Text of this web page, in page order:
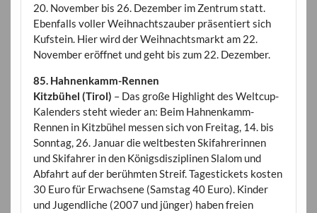
20. November bis 26. Dezember im Zentrum statt.
Ebenfalls voller Weihnachtszauber präsentiert sich
Kufstein. Hier wird der Weihnachtsmarkt am 22.
November eröffnet und geht bis zum 22. Dezember.
85. Hahnenkamm-Rennen
Kitzbühel (Tirol) – Das große Highlight des Weltcup-
Kalenders steht wieder an: Beim Hahnenkamm-
Rennen in Kitzbühel messen sich von Freitag, 14. bis
Sonntag, 26. Januar die weltbesten Skifahrerinnen
und Skifahrer in den Königsdisziplinen Slalom und
Abfahrt auf der berühmten Streif. Tagestickets kosten
30 Euro für Erwachsene (Samstag 40 Euro). Kinder
und Jugendliche (2007 und jünger) haben freien